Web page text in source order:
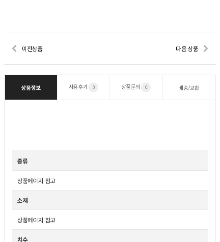
이전상품 다음 상품
상품정보 사용후기 0 상품문의 0 배송/교환
종류
상품페이지 참고
소재
상품페이지 참고
치수